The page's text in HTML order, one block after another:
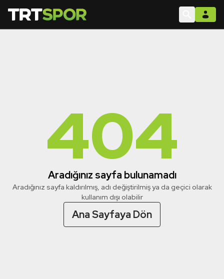
404
Aradığınız sayfa bulunamadı
Aradığınız sayfa kaldırılmış, adı değiştirilmiş ya da geçici olarak
kullanım dışı olabilir
Ana Sayfaya Dön